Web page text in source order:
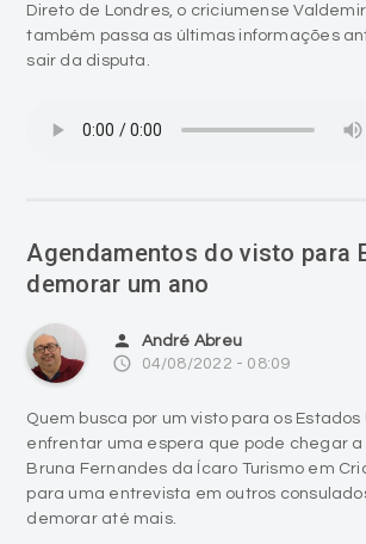
Direto de Londres, o criciumense
também passa as últimas informações
sair da disputa.
Agendamentos do visto para
demorar um ano
person André Abreu
access_time 04/08/2022 - 08:09
Quem busca por um visto para os Estados
enfrentar uma espera que pode chegar a
Bruna Fernandes da Ícaro Turismo em
para uma entrevista em outros
demorar até mais.